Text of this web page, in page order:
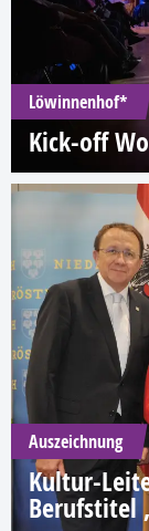
Löwinnenhof*
Kick-off
Auszeichnung
Kultur-
Berufstitel